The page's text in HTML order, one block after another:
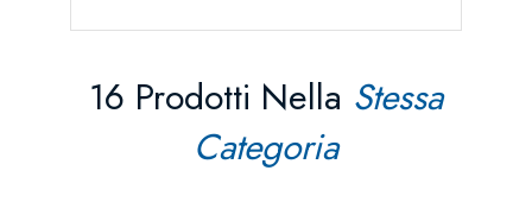
16 Prodotti Nella Stessa
Categoria